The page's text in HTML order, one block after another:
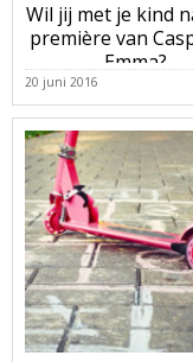
Wil jij met je kind
première van
Emma?
20 juni 2016